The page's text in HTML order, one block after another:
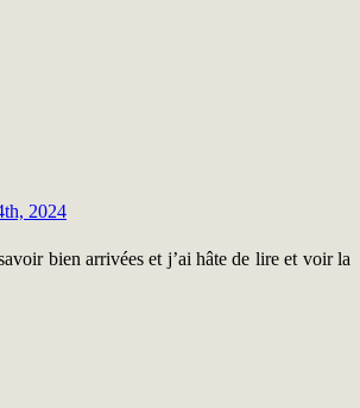
2024
bien arrivées et j’ai hâte de lire et voir la